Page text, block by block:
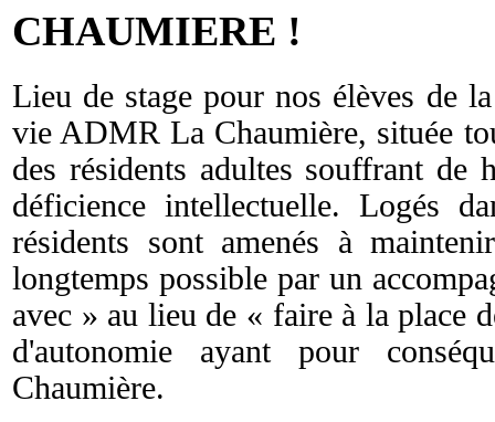
CHAUMIERE !
Lieu de stage pour nos élèves de
vie ADMR La Chaumière, située
des résidents adultes souffrant de
déficience intellectuelle. Logés
résidents sont amenés à
longtemps possible par un
avec » au lieu de « faire à la place
d'autonomie ayant pour
Chaumière.